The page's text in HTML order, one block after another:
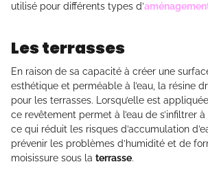
utilisé pour différents types d’
Les terrasses
En raison de sa capacité à créer une
esthétique et perméable à l’eau, la résine
pour les terrasses. Lorsqu’elle est
ce revêtement permet à l’eau de s’infiltrer
ce qui réduit les risques d’accumulation
prévenir les problèmes d’humidité et de
moisissure sous la terrasse.